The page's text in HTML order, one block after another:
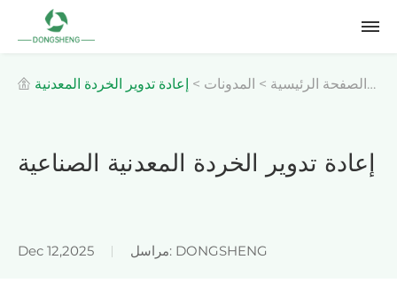
الصفحة الرئيسية > المدونات > إعادة تدوير الخردة المعدنية
إعادة تدوير الخردة المعدنية الصناعية
Dec 12,2025 مراسل: DONGSHENG